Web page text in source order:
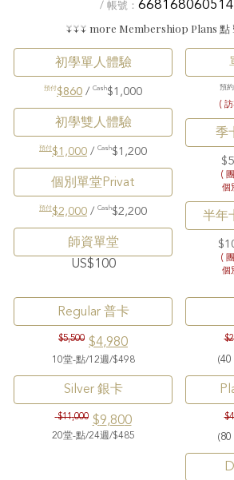
/ 帳號： 668168060514
↓↓↓ more Membershiop Plans 點
初學單人體驗
預付$860 / Cash$1 ,000
初學雙人體驗
預付$1,000 / Cash$1 ,200
個別單堂Privat
預付$2,000 / Cash$2,200
師資單堂
US$100
預約
(
季
$5
(
個
半年
$
(
個
Regular 普卡
$5,500 $4,980
10堂-點/12週/$498
Silver 銀卡
$11,000 $9,800
20堂-點/24週/$485
$
(40
(80